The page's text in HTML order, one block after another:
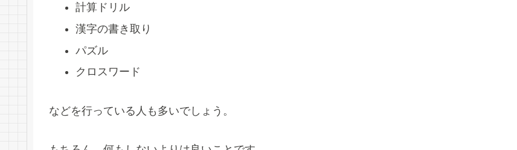
計算ドリル
漢字の書き取り
パズル
クロスワード
などを行っている人も多いでしょう。